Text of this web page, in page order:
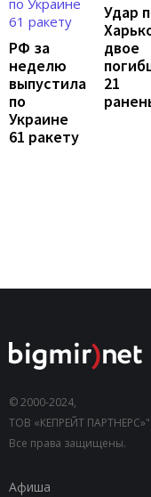
РФ за
неделю
выпустила
по
Украине
61 ракету
Удар
двое
21
© 2000-2024,
ТОВ «КЕПРЕЙТ ПАРТНЕРС»".
Все права защищены.
Афиша